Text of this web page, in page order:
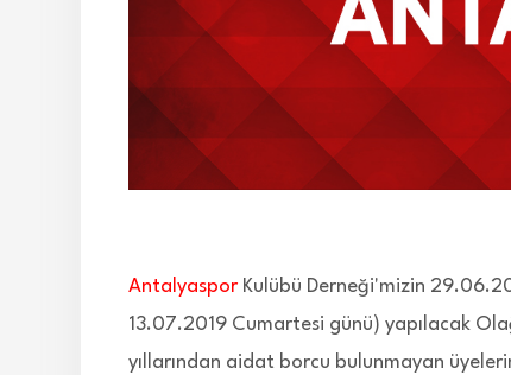
Antalyaspor Kulübü Derneği'mizin
13.07.2019 Cumartesi günü) yapılacak
yıllarından aidat borcu bulunmayan